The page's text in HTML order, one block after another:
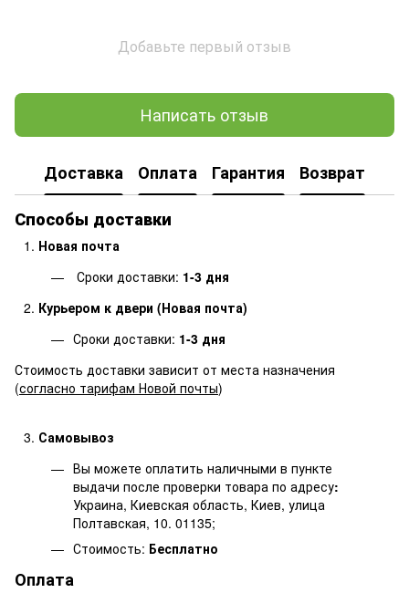
Добавьте первый отзыв
Написать отзыв
Доставка Оплата Гарантия
Возврат
Способы доставки
Новая почта
Сроки доставки: 1-3 дня
Курьером к двери (Новая почта)
Сроки доставки: 1-3 дня
Стоимость доставки зависит от места назначения
(согласно тарифам Новой почты)
Самовывоз
Вы можете оплатить наличными в пункте
выдачи после проверки товара по адресу:
Украина, Киевская область, Киев, улица
Полтавская, 10. 01135;
Стоимость: Бесплатно
Оплата